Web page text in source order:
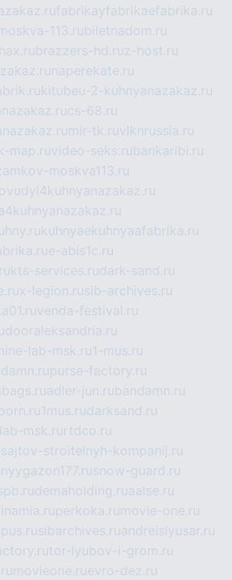
fabrikayfabrikaefabrika.ru
113.rubiletnadom.ru
brazzers-hd.ruz-host.ru
naperekate.ru
kitubeu-2-kuhnyanazakaz.ru
cs-68.ru
mir-tk.ruvlknrussia.ru
map.ruvideo-seks.rubankaribi.ru
moskva113.ru
kuhnyaekuhnyaafabrika.ru
e-abis1c.ru
kts-services.rudark-sand.ru
x-legion.rusib-archives.ru
venda-festival.ru
dooraleksandria.ru
lab-msk.ru1-mus.ru
purse-factory.ru
adler-jun.rubandamn.ru
1mus.rudarksand.ru
msk.ru rtdco.ru
stroitelnyh-kompanij.ru
snow-guard.ru
demaholding.ruaalse.ru
perkoka.ru movie-one.ru
sibarchives.ruandreislyusar.ru
tor-lyubov-i-grom.ru
movieone.ruevro-dez.ru